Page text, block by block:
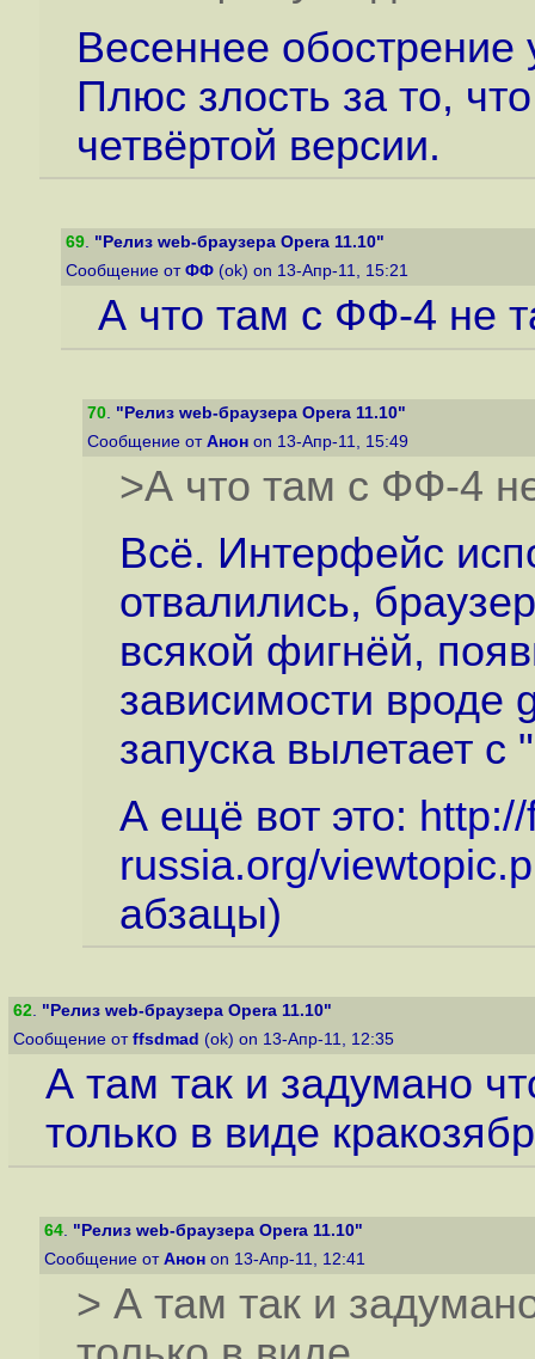
Весеннее обострение
Плюс злость за то,
четвёртой версии.
69. "Релиз web-браузера Opera 11.10"
Сообщение от ФФ (ok) on 13-Апр-11, 15:21
А что там с ФФ-4 не
70. "Релиз web-браузера Opera 11.10"
Сообщение от Анон on 13-Апр-11, 15:49
>А что там с ФФ-4
Всё. Интерфейс
отвалились,
всякой фигнёй,
зависимости вроде
запуска вылетает
А ещё вот это:
russia.org/
абзацы)
62. "Релиз web-браузера Opera 11.10"
Сообщение от ffsdmad (ok) on 13-Апр-11, 12:35
А там так и задумано
только в виде
64. "Релиз web-браузера Opera 11.10"
Сообщение от Анон on 13-Апр-11, 12:41
> А там так и